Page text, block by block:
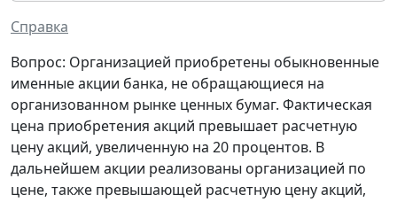
Справка
Вопрос: Организацией приобретены обыкновенные
именные акции банка, не обращающиеся на
организованном рынке ценных бумаг. Фактическая
цена приобретения акций превышает расчетную
цену акций, увеличенную на 20 процентов. В
дальнейшем акции реализованы организацией по
цене, также превышающей расчетную цену акций,